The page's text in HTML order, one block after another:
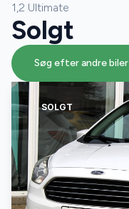
SOLGT
1,2 Ultimate
Solgt
Søg efter andre biler